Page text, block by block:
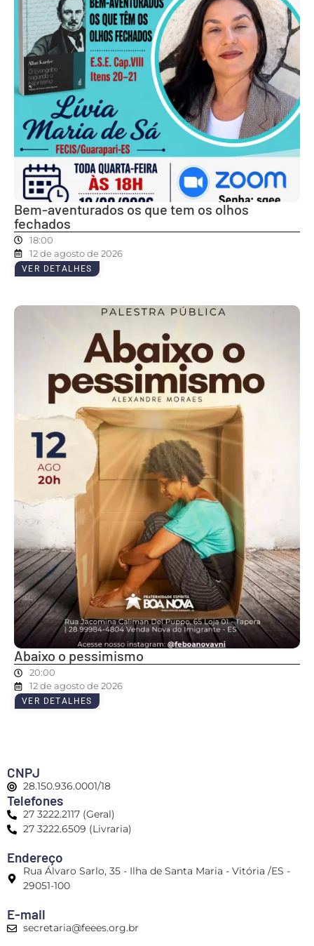
Bem-aventurados os que tem os olhos
fechados
18:00
12 de agosto de 2026
VER DETALHES
Abaixo o pessimismo
20:00
12 de agosto de 2026
VER DETALHES
CNPJ
28.150.936.0001/18
Telefones
27 3222.2117 (Geral)
27 3222.6509 (Livraria)
Endereço
Rua Álvaro Sarlo, 35 - Ilha de Santa Maria - Vitória /ES -
29051-100
E-mail
secretaria@feees.org.br